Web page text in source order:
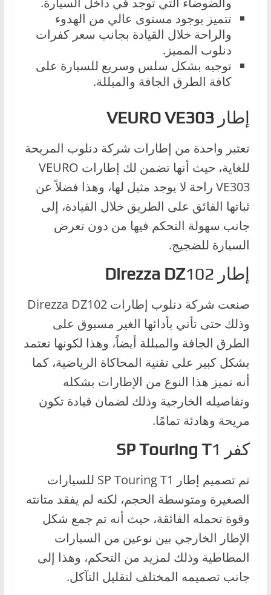
تتميز بوجود مستوى عالي من الهدوء
والراحة خلال القيادة بجانب سعر كفرات
دنلوب المميز.
توجيه بشكل سلس وسريع للسيارة على
كافة الطرق الجافة والمبللة.
إطار VEURO VE303
تعتبر واحدة من إطارات شركة دنلوب المريحة
للغاية، حيث أنها تضمن لك إطارات VEURO
VE303 راحة لا يوجد مثيل لها، وهذا فضلاً عن
ثباتها الفائق على الطريق خلال القيادة، إلى
جانب سهولة التحكم فيها من دون تعرض
السيارة للضجيج.
إطار Direzza DZ102
صنعت شركة دنلوب إطارات Direzza DZ102
وذلك حتى تأتي بأدائها الغير مسبوق على
الطرق الجافة والمبللة أيضاً، وهذا لكونها تعتمد
بشكل كبير على تقنية المحاكاة الرياضية، كما
أنه تميز هذا النوع من الإطارات بشكله
وتفاصيله الخارجية وذلك لضمان قيادة تكون
مريحة وهادئة تمامًا.
كفر SP Touring T1
تم تصميم إطار SP Touring T1 للسيارات
الصغيرة ومتوسطة الحجم، لكنه لم يفقد متانته
وقوة تحمله الفائقة، حيث أنه تم جمع شكل
الإطار الخارجي بين نوعين من السيارات
المطاطية وذلك لمزيد من التحكم، وهذا إلى
جانب تصميمه المختلف لتقليل التآكل.